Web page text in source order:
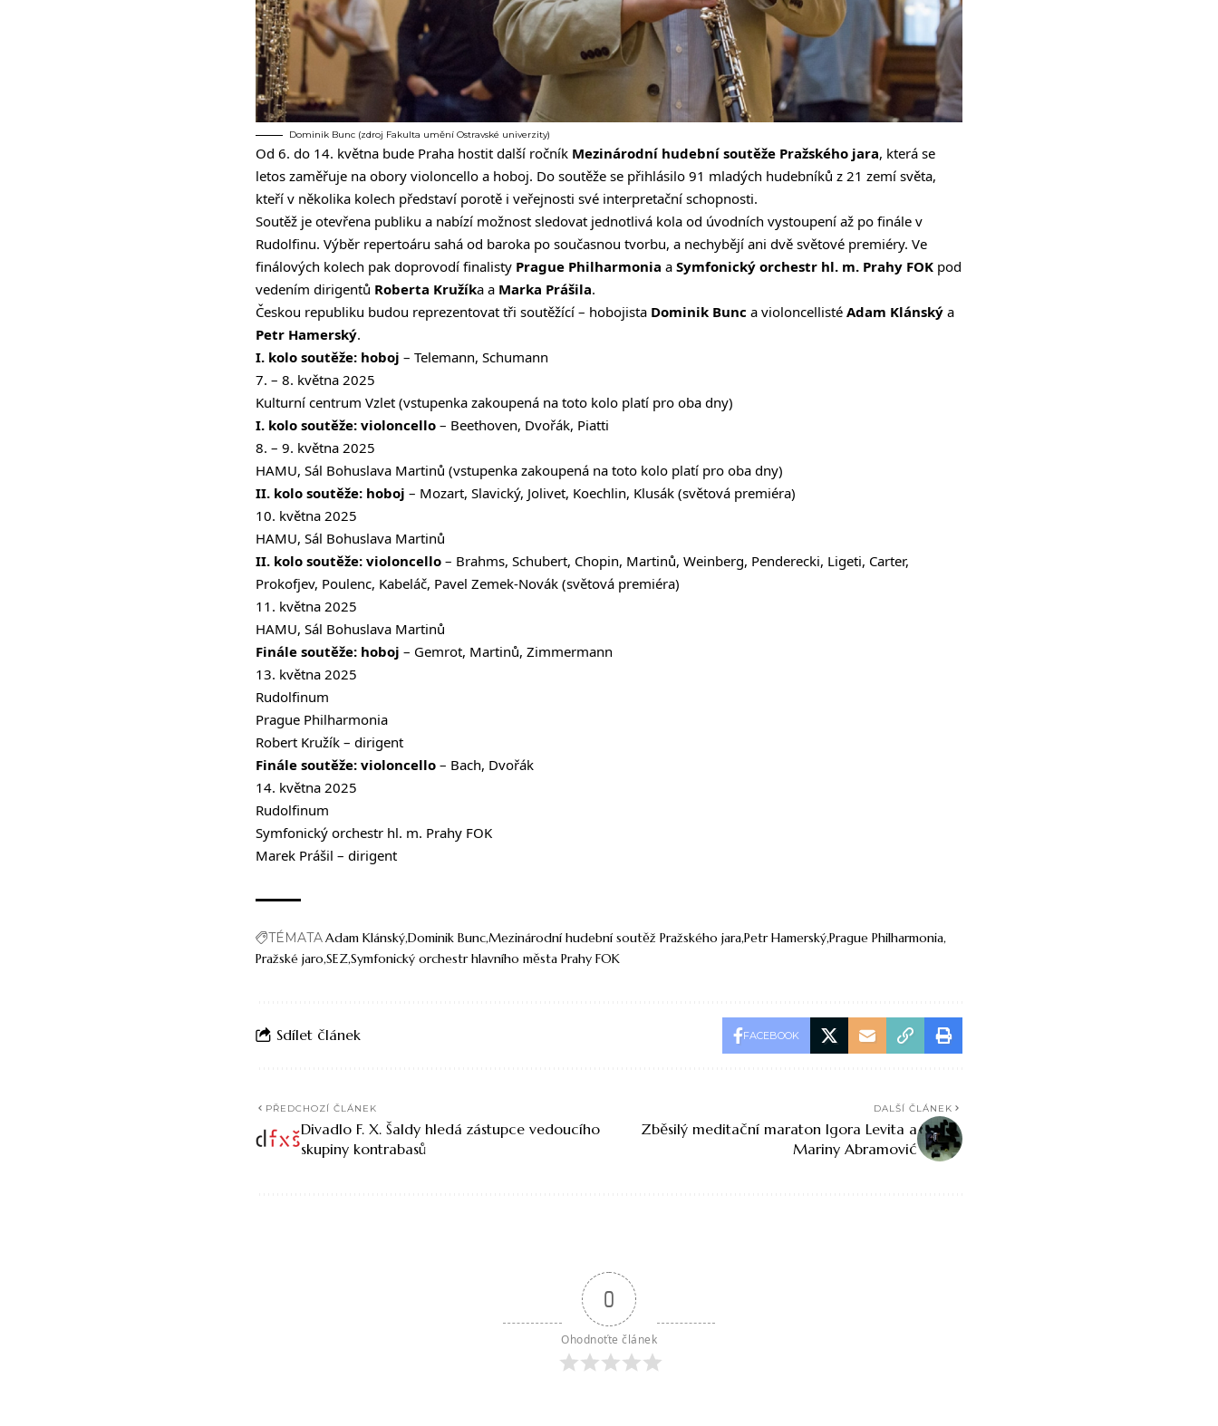
Dominik Bunc (zdroj Fakulta umění Ostravské univerzity)
Od 6. do 14. května bude Praha hostit další ročník Mezinárodní hudební soutěže Pražského jara, která se
letos zaměřuje na obory violoncello a hoboj. Do soutěže se přihlásilo 91 mladých hudebníků z 21 zemí světa,
kteří v několika kolech představí porotě i veřejnosti své interpretační schopnosti.
Soutěž je otevřena publiku a nabízí možnost sledovat jednotlivá kola od úvodních vystoupení až po finále v
Rudolfinu. Výběr repertoáru sahá od baroka po současnou tvorbu, a nechybějí ani dvě světové premiéry. Ve
finálových kolech pak doprovodí finalisty Prague Philharmonia a Symfonický orchestr hl. m. Prahy FOK pod
vedením dirigentů Roberta Kružíka a Marka Prášila.
Českou republiku budou reprezentovat tři soutěžící – hobojista Dominik Bunc a violoncellisté Adam Klánský a
Petr Hamerský.
I. kolo soutěže: hoboj – Telemann, Schumann
7. – 8. května 2025
Kulturní centrum Vzlet (vstupenka zakoupená na toto kolo platí pro oba dny)
I. kolo soutěže: violoncello – Beethoven, Dvořák, Piatti
8. – 9. května 2025
HAMU, Sál Bohuslava Martinů (vstupenka zakoupená na toto kolo platí pro oba dny)
II. kolo soutěže: hoboj – Mozart, Slavický, Jolivet, Koechlin, Klusák (světová premiéra)
10. května 2025
HAMU, Sál Bohuslava Martinů
II. kolo soutěže: violoncello – Brahms, Schubert, Chopin, Martinů, Weinberg, Penderecki, Ligeti, Carter,
Prokofjev, Poulenc, Kabeláč, Pavel Zemek-Novák (světová premiéra)
11. května 2025
HAMU, Sál Bohuslava Martinů
Finále soutěže: hoboj – Gemrot, Martinů, Zimmermann
13. května 2025
Rudolfinum
Prague Philharmonia
Robert Kružík – dirigent
Finále soutěže: violoncello – Bach, Dvořák
14. května 2025
Rudolfinum
Symfonický orchestr hl. m. Prahy FOK
Marek Prášil – dirigent
TÉMATAAdam KlánskýDominik BuncMezinárodní hudební soutěž Pražského jaraPetr HamerskýPrague Philharmonia
Pražské jaro SEZSymfonický orchestr hlavního města Prahy FOK
Sdílet článek FACEBOOK
PŘEDCHOZÍ ČLÁNEK
Divadlo F. X. Šaldy hledá zástupce vedoucího
skupiny kontrabasů
DALŠÍ ČLÁNEK
Zběsilý meditační maraton Igora Levita a
Mariny Abramović
0
Ohodnoťte článek